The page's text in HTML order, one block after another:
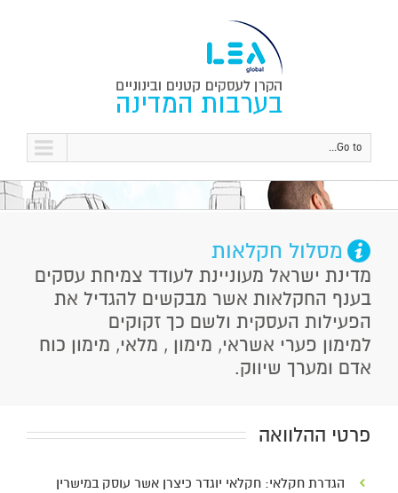
Go to...
מסלול חקלאות
מדינת ישראל מעוניינת לעודד צמיחת עסקים
בענף החקלאות אשר מבקשים להגדיל את
הפעילות העסקית ולשם כך זקוקים
למימון פערי אשראי, מימון , מלאי, מימון כוח
אדם ומערך שיווק.
פרטי ההלוואה
הגדרת חקלאי: חקלאי יוגדר כיצרן אשר עוסק במישרין